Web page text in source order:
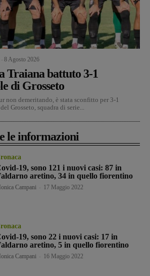
8 Agosto 2026
Traiana battuto 3-1
di Grosseto
non demeritando, è stata sconfitto per 3-1
Grosseto, squadra di serie...
le informazioni
19, sono 121 i nuovi casi: 87 in
aretino, 34 in quello fiorentino
Campani 17 Maggio 2022
19, sono 22 i nuovi casi: 17 in
aretino, 5 in quello fiorentino
Campani 16 Maggio 2022